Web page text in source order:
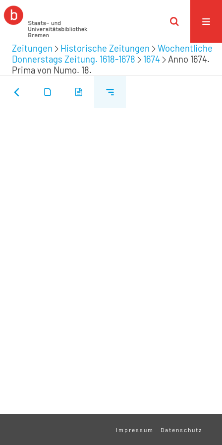
Zeitungen Historische Zeitungen
Wochentliche
Donnerstags Zeitung. 1618-1678
1674
Anno 1674.
Prima von Numo. 18.
Impressum Datenschutz